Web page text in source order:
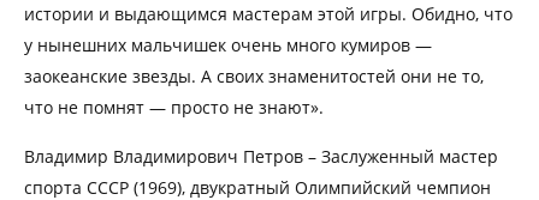
истории и выдающимся мастерам этой игры. Обидно, что
у нынешних мальчишек очень много кумиров —
заокеанские звезды. А своих знаменитостей они не то,
что не помнят — просто не знают».
Владимир Владимирович Петров – Заслуженный мастер
спорта СССР (1969), двукратный Олимпийский чемпион